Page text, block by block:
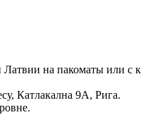
на пакоматы или с
Катлакална 9A, Рига.